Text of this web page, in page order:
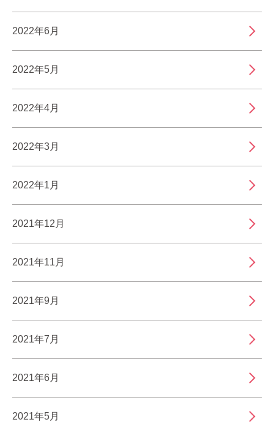
2022年6月
2022年5月
2022年4月
2022年3月
2022年1月
2021年12月
2021年11月
2021年9月
2021年7月
2021年6月
2021年5月